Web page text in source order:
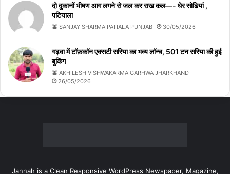
दो दुकानों भीषण आग लगने से जल कर राख कल—- घेर सोढियां ,
पटियाला
SANJAY SHARMA PATIALA PUNJAB 30/05/2026
गढ़वा में टॉफ़कॉन एक्सटी सरिया का भव्य लॉन्च, 501 टन सरिया की हुई
बुकिंग
AKHILESH VISHWAKARMA GARHWA JHARKHAND
26/05/2026
completely customize your website to your needs.